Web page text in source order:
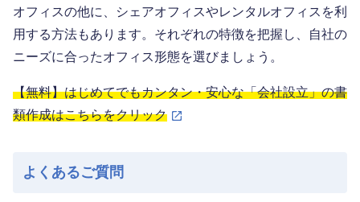
オフィスの他に、シェアオフィスやレンタルオフィスを利
用する方法もあります。それぞれの特徴を把握し、自社の
ニーズに合ったオフィス形態を選びましょう。
【無料】はじめてでもカンタン・安心な「会社設立」の書
類作成はこちらをクリック
よくあるご質問